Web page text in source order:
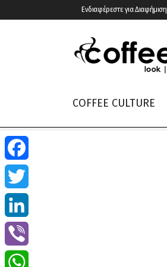
Ενδιαφέρεστε για Διαφήμιση
COFFEE CULTURE
Facebook
Twitter
LinkedIn
Viber